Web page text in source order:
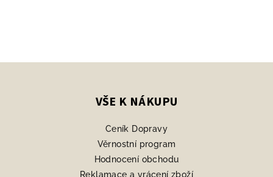
Z
VŠE K NÁKUPU
Ceník Dopravy
Věrnostní program
Hodnocení obchodu
Reklamace a vrácení zboží